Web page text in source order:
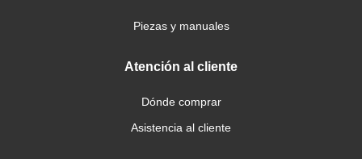
Piezas y manuales
Atención al cliente
Dónde comprar
Asistencia al cliente